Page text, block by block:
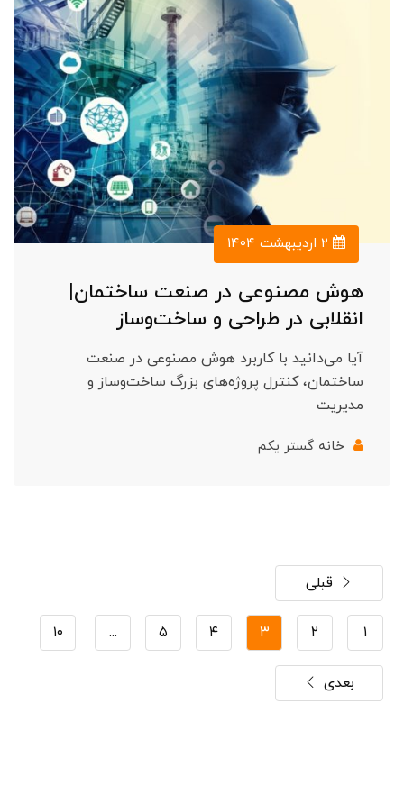
هوش مصنوعی در صنعت ساختمان|
انقلابی در طراحی و ساخت‌وساز
آیا می‌دانید با کاربرد هوش مصنوعی در صنعت
ساختمان، کنترل پروژه‌های بزرگ ساخت‌وساز و
مدیریت
خانه گستر یکم
قبلی
۱ ۲ ۳ ۴ ۵ ... ۱۰
بعدی